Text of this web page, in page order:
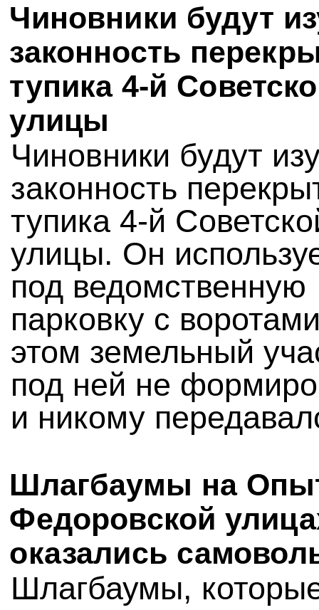
Чиновники будут
законность
тупика 4-й
улицы
Чиновники будут
законность
тупика 4-й
улицы. Он
под ведомственную
парковку с
этом земельный
под ней не
и никому
Шлагбаумы на
Федоровской
оказались
Шлагбаумы,